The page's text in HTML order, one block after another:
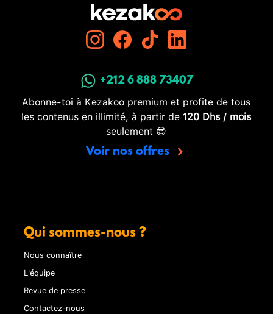
+212 6 888 73407
Abonne-toi à Kezakoo premium et profite de tous
les contenus en illimité, à partir de 120 Dhs / mois
seulement 😎
Voir nos offres
Qui sommes-nous ?
Nous connaître
L'équipe
Revue de presse
Contactez-nous